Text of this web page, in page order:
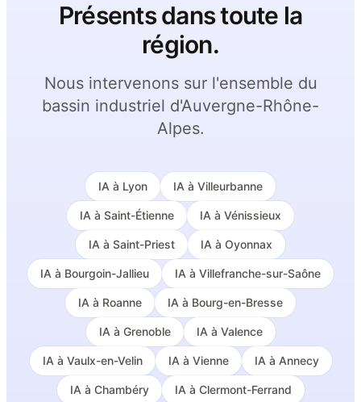
Présents dans toute la
région.
Nous intervenons sur l'ensemble du
bassin industriel d'Auvergne-Rhône-
Alpes.
IA à Lyon IA à Villeurbanne
IA à Saint-Étienne IA à Vénissieux
IA à Saint-Priest IA à Oyonnax
IA à Bourgoin-Jallieu IA à Villefranche-sur-Saône
IA à Roanne IA à Bourg-en-Bresse
IA à Grenoble IA à Valence
IA à Vaulx-en-Velin IA à Vienne IA à Annecy
IA à Chambéry IA à Clermont-Ferrand